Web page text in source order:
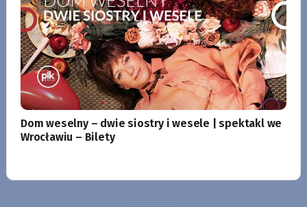
Dom weselny – dwie siostry i wesele | spektakl we
Wrocławiu – Bilety